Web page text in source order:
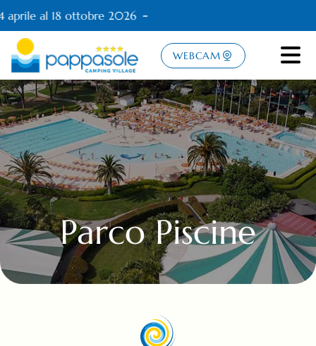
aprile al 18 ottobre 2026
WEBCAM
Parco Piscine